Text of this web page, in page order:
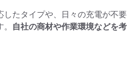
したタイプや、日々の充電が不要
自社の商材や作業環境などを考